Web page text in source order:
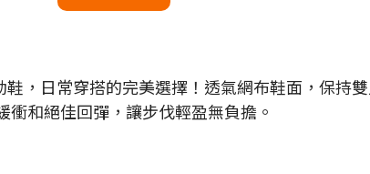
，日常穿搭的完美選擇！透氣網布鞋面，保持
和絕佳回彈，讓步伐輕盈無負擔。